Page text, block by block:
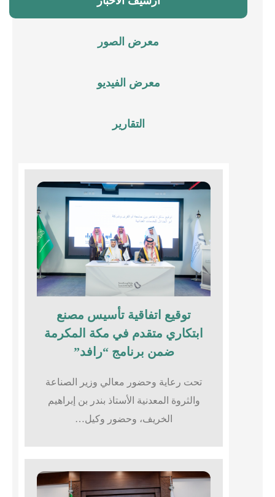
معرض الصور
معرض الفيديو
التقارير
توقيع اتفاقية تأسيس مصنع
ابتكاري متقدم في مكة المكرمة
ضمن برنامج “رافد”
تحت رعاية وحضور معالي وزير الصناعة
والثروة المعدنية الأستاذ بندر بن إبراهيم
الخريف، وحضور وكيل…